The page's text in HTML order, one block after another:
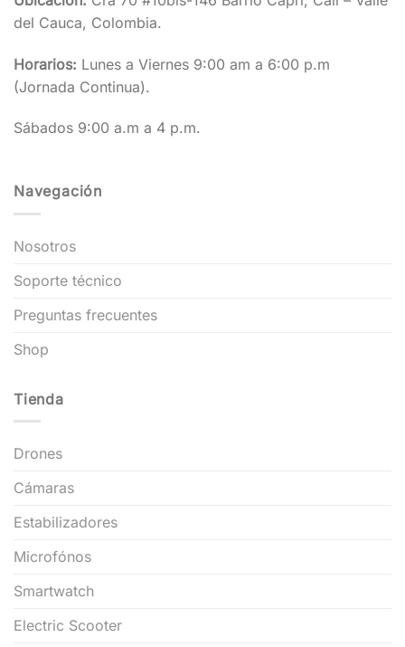
del Cauca, Colombia.
Horarios: Lunes a Viernes 9:00 am a 6:00 p.m
(Jornada Continua).
Sábados 9:00 a.m a 4 p.m.
Navegación
Nosotros
Soporte técnico
Preguntas frecuentes
Shop
Tienda
Drones
Cámaras
Estabilizadores
Microfónos
Smartwatch
Electric Scooter